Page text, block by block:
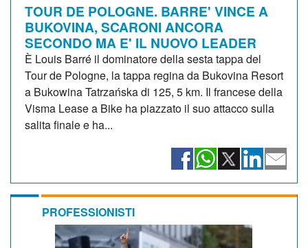
TOUR DE POLOGNE. BARRE' VINCE A
BUKOVINA, SCARONI ANCORA
SECONDO MA E' IL NUOVO LEADER
È Louis Barré il dominatore della sesta tappa del
Tour de Pologne, la tappa regina da Bukovina Resort
a Bukowina Tatrzańska di 125, 5 km. Il francese della
Visma Lease a Bike ha piazzato il suo attacco sulla
salita finale e ha...
PROFESSIONISTI